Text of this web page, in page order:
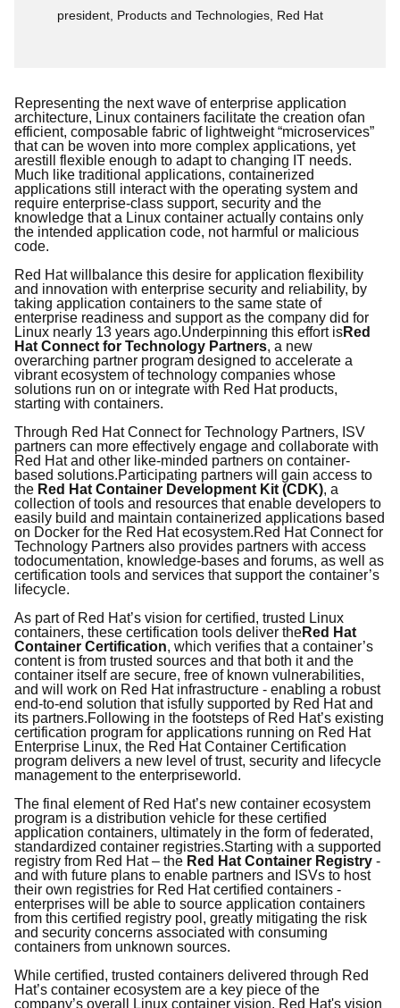
president, Products and Technologies, Red Hat
Representing the next wave of enterprise application
architecture, Linux containers facilitate the creation ofan
efficient, composable fabric of lightweight “microservices”
that can be woven into more complex applications, yet
arestill flexible enough to adapt to changing IT needs.
Much like traditional applications, containerized
applications still interact with the operating system and
require enterprise-class support, security and the
knowledge that a Linux container actually contains only
the intended application code, not harmful or malicious
code.
Red Hatwill balance this desire for application flexibility
and innovation with enterprise security and reliability, by
taking application containers to the same state of
enterprise readiness and supportas the company did for
Linux nearly 13 years ago.Underpinning this effort isRed
Hat Connect for Technology Partners, a new
overarching partner program designed to accelerate a
vibrant ecosystem oftechnology companies whose
solutions run on or integrate with Red Hat products,
starting with containers.
Through Red Hat Connectfor Technology Partners, ISV
partners can more effectively engage and collaborate with
Red Hat and other like-minded partners on container-
based solutions.Participating partners will gain access to
the Red Hat Container Development Kit (CDK), a
collection of tools and resources thatenable developers to
easily build and maintain containerized applications based
on Docker for the Red Hat ecosystem.Red Hat Connect for
Technology Partners also provides partners with access
todocumentation, knowledge-bases and forums, as well as
certification tool s and services that support the container’s
lifecycle.
As part ofRed Hat’s vision for certified, trusted Linux
containers, these certification tool s deliver theRed Hat
Container Certification, which verifies that a container’s
content is from trusted sources and that both it and the
container itself are secure, free of known vulnerabilities,
and will work on Red Hat infrastructure - enabling a robust
end-to-end solution that isfully supported by Red Hat and
its partners.Following in the footsteps of Red Hat’s existing
certification program for applications running on Red Hat
Enterprise Linux, the Red Hat Container Certification
program delivers a new level of trust, security and lifecycle
managementto the enterpriseworld.
The final elementof Red Hat’s new container ecosystem
program is a distribution vehicle for these certified
application containers, ultimately in the form of federated,
standardized container registries.Starting with a supported
registry from Red Hat – the Red Hat Container Registry -
and with future plans to enable partners and ISVs to host
their own registries for Red Hat certified containers -
enterprises will be able to source application containers
from this certified registry pool, greatly mitigating the risk
and security concerns associated with consuming
containers from unknown sources.
While certified, trusted containers delivered through Red
Hat’s container ecosystem are a key piece of the
company’s overall Linux container vision, Red Hat's vision